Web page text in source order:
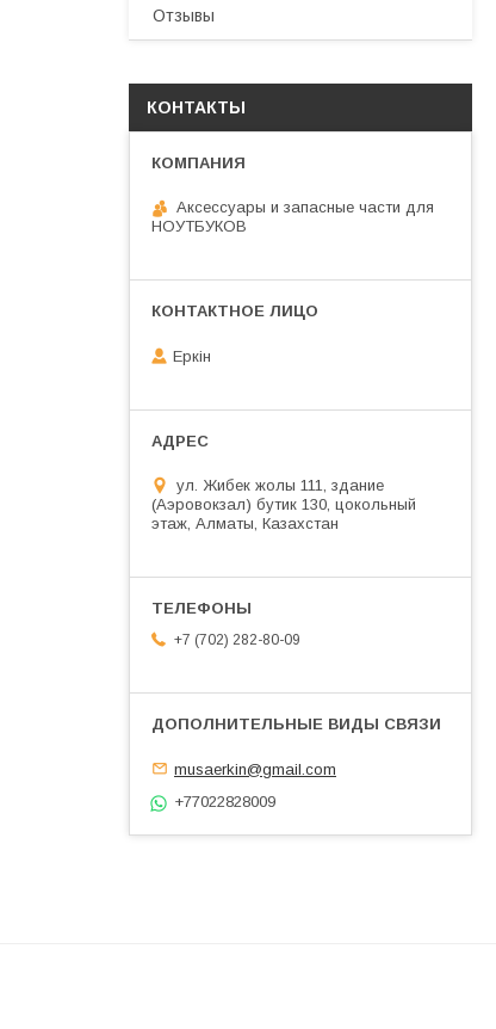
Отзывы
КОНТАКТЫ
Аксессуары и запасные части для
НОУТБУКОВ
Еркін
ул. Жибек жолы 111, здание
(Аэровокзал) бутик 130, цокольный
этаж, Алматы, Казахстан
+7 (702) 282-80-09
musaerkin@gmail.com
+77022828009